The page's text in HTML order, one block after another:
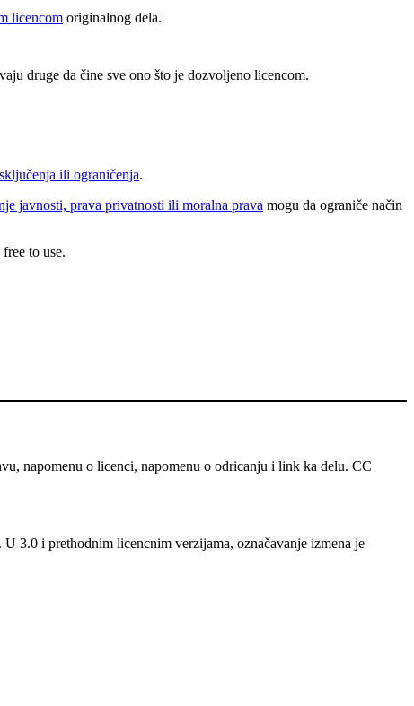
licencom originalnog dela.
druge da čine sve ono što je dozvoljeno licencom.
ili ograničenja.
javnosti, prava privatnosti ili moralna prava mogu da ograniče način
to use.
napomenu o licenci, napomenu o odricanju i link ka delu. CC
3.0 i prethodnim licencnim verzijama, označavanje izmena je